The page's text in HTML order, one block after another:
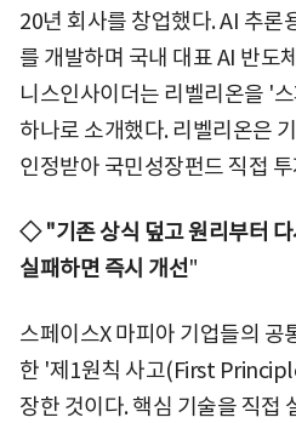
20년 회사를 창업했다. AI 추
를 개발하며 국내 대표 AI 반도
니스인사이더는 리벨리온을 '
하나로 소개했다. 리벨리온은
인정받아 국민성장펀드 직접
◇ "기존 상식 덮고 원리부터
실패하면 즉시 개선"
스페이스X 마피아 기업들의 공
한 '제1원칙 사고(First
장한 것이다. 핵심 기술을 직접